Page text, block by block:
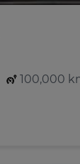
100,000